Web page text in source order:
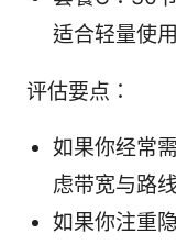
适合轻量使用
评估要点：
如果你经常
虑带宽与路
如果你注重